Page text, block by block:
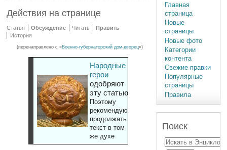
Действия на странице
Статья Обсуждение Читать
Править
История
(перенаправлено с «Военно-губернаторский дом-дворец»)
Народные
герои
одобряют
эту статью
Поэтому
рекомендуют
продолжать
текст в том
же духе
Главная
страница
Новые
страницы
Новые фото
Категории
контента
Свежие правки
Популярные
страницы
Правила
Поиск